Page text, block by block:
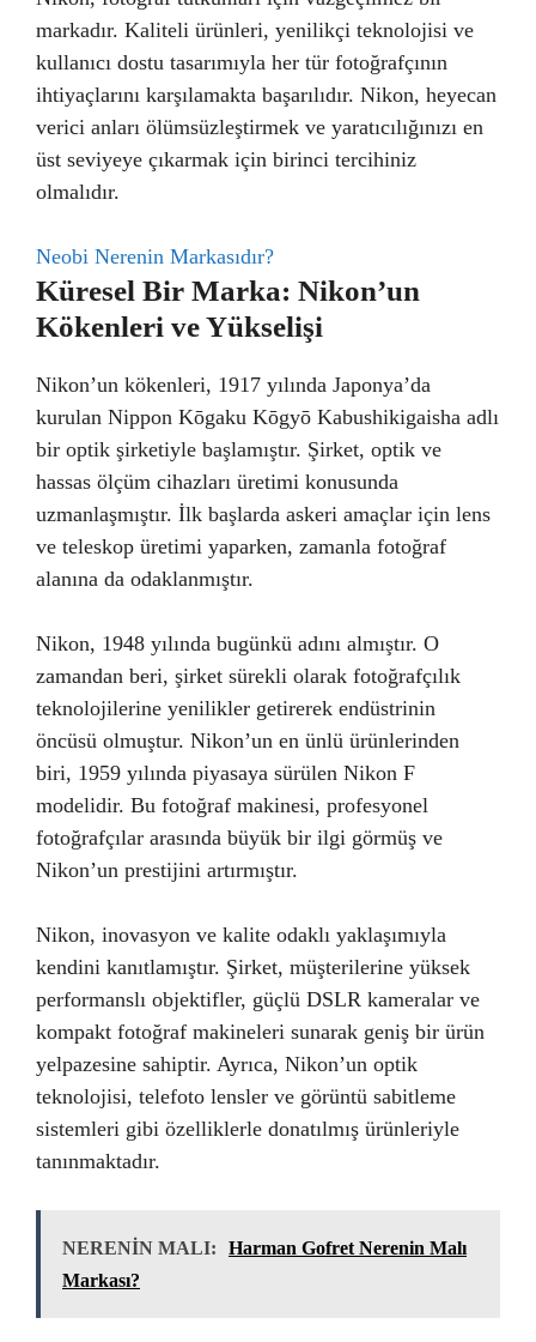
markadır. Kaliteli ürünleri, yenilikçi teknolojisi ve
kullanıcı dostu tasarımıyla her tür fotoğrafçının
ihtiyaçlarını karşılamakta başarılıdır. Nikon, heyecan
verici anları ölümsüzleştirmek ve yaratıcılığınızı en
üst seviyeye çıkarmak için birinci tercihiniz
olmalıdır.
Neobi Nerenin Markasıdır?
Küresel Bir Marka: Nikon’un
Kökenleri ve Yükselişi
Nikon’un kökenleri, 1917 yılında Japonya’da
kurulan Nippon Kōgaku Kōgyō Kabushikigaisha adlı
bir optik şirketiyle başlamıştır. Şirket, optik ve
hassas ölçüm cihazları üretimi konusunda
uzmanlaşmıştır. İlk başlarda askeri amaçlar için lens
ve teleskop üretimi yaparken, zamanla fotoğraf
alanına da odaklanmıştır.
Nikon, 1948 yılında bugünkü adını almıştır. O
zamandan beri, şirket sürekli olarak fotoğrafçılık
teknolojilerine yenilikler getirerek endüstrinin
öncüsü olmuştur. Nikon’un en ünlü ürünlerinden
biri, 1959 yılında piyasaya sürülen Nikon F
modelidir. Bu fotoğraf makinesi, profesyonel
fotoğrafçılar arasında büyük bir ilgi görmüş ve
Nikon’un prestijini artırmıştır.
Nikon, inovasyon ve kalite odaklı yaklaşımıyla
kendini kanıtlamıştır. Şirket, müşterilerine yüksek
performanslı objektifler, güçlü DSLR kameralar ve
kompakt fotoğraf makineleri sunarak geniş bir ürün
yelpazesine sahiptir. Ayrıca, Nikon’un optik
teknolojisi, telefoto lensler ve görüntü sabitleme
sistemleri gibi özelliklerle donatılmış ürünleriyle
tanınmaktadır.
NERENİN MALI:
Harman Gofret Nerenin Malı
Markası?